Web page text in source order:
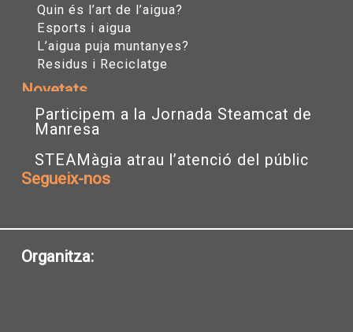
Quin és l’art de l’aigua?
Esports i aigua
L’aigua puja muntanyes?
Residus i Reciclatge
Novetats
Participem a la Jornada Steamcat de
Manresa
STEAMàgia atrau l’atenció del públic
Segueix-nos
a
g
t
e
Organitza: